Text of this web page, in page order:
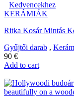
Kedvencekhez
KERÁMIÁK
Ritka Kosár Mintás
Gyűjtői darab ,
90 €
Add to cart